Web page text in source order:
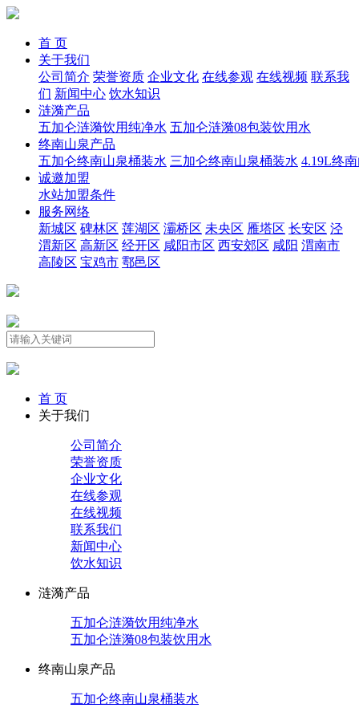
首 页
关于我们
公司简介 荣誉资质 企业文化 在线参观 在线视频 联系我
们 新闻中心 饮水知识
涟漪产品
五加仑涟漪饮用纯净水 五加仑涟漪08包装饮用水
终南山泉产品
五加仑终南山泉桶装水 三加仑终南山泉桶装水 4.19L终
诚邀加盟
水站加盟条件
服务网络
新城区 碑林区 莲湖区 灞桥区 未央区 雁塔区 长安区 泾
渭新区 高新区 经开区 咸阳市区 西安郊区 咸阳 渭南市
高陵区 宝鸡市 鄠邑区
首 页
关于我们
公司简介
荣誉资质
企业文化
在线参观
在线视频
联系我们
新闻中心
饮水知识
涟漪产品
五加仑涟漪饮用纯净水
五加仑涟漪08包装饮用水
终南山泉产品
五加仑终南山泉桶装水